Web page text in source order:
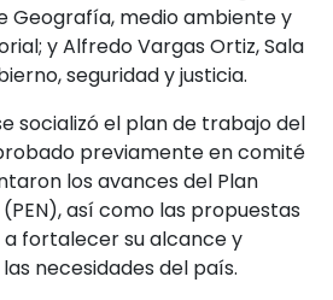
Geografía, medio ambiente y
y Alfredo Vargas Ortiz, Sala
seguridad y justicia.
socializó el plan de trabajo del
previamente en comité
los avances del Plan
así como las propuestas
fortalecer su alcance y
necesidades del país.